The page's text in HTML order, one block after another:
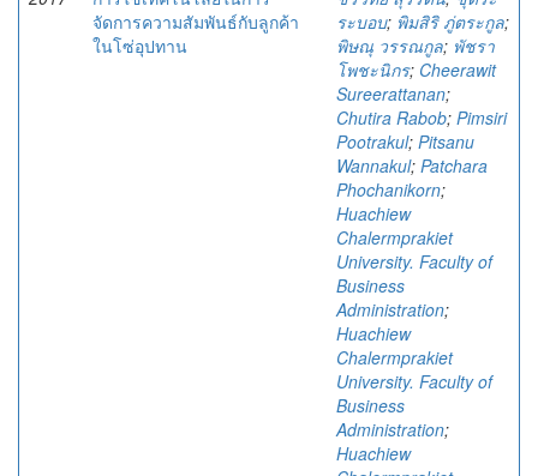
จัดการความสัมพันธ์กับลูกค้า
ในโซ่อุปทาน
ระบอบ; พิมสิริ ภู่ตระกูล;
พิษณุ วรรณกูล; พัชรา
โพชะนิกร; Cheerawit
Sureerattanan;
Chutira Rabob; Pimsiri
Pootrakul; Pitsanu
Wannakul; Patchara
Phochanikorn;
Huachiew
Chalermprakiet
University. Faculty of
Business
Administration;
Huachiew
Chalermprakiet
University. Faculty of
Business
Administration;
Huachiew